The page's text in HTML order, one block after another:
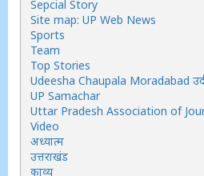
Sepcial Story
Site map: UP Web News
Sports
Team
Top Stories
Udeesha Chaupala Moradabad
UP Samachar
Uttar Pradesh Association of
Video
अध्यात्म
उत्तराखंड
काव्य